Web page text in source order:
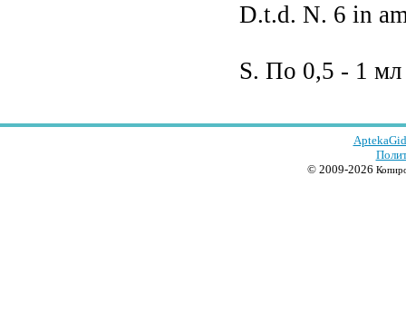
D.t.d. N. 6 in
S. По 0,5 - 1 мл
© 2009-2026